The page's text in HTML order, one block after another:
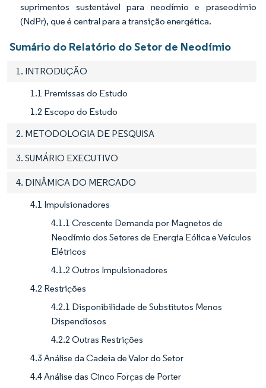
suprimentos sustentável para neodímio e praseodímio
(NdPr), que é central para a transição energética.
Sumário do Relatório do Setor de Neodímio
1. INTRODUÇÃO
1.1 Premissas do Estudo
1.2 Escopo do Estudo
2. METODOLOGIA DE PESQUISA
3. SUMÁRIO EXECUTIVO
4. DINÂMICA DO MERCADO
4.1 Impulsionadores
4.1.1 Crescente Demanda por Magnetos de
Neodímio dos Setores de Energia Eólica e Veículos
Elétricos
4.1.2 Outros Impulsionadores
4.2 Restrições
4.2.1 Disponibilidade de Substitutos Menos
Dispendiosos
4.2.2 Outras Restrições
4.3 Análise da Cadeia de Valor do Setor
4.4 Análise das Cinco Forças de Porter